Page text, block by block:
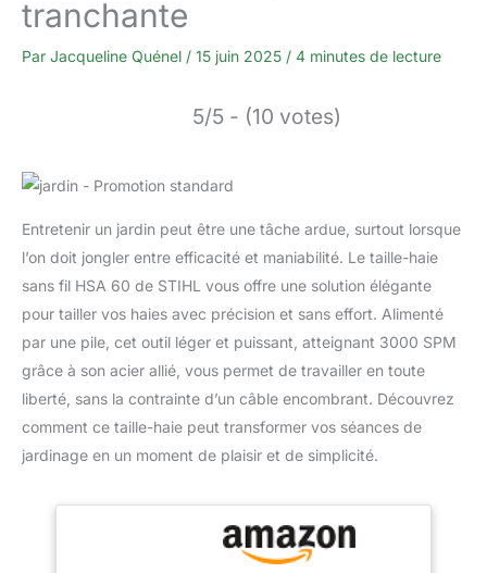
tranchante
Par Jacqueline Quénel / 15 juin 2025 / 4 minutes de lecture
5/5 - (10 votes)
Entretenir un jardin peut être une tâche ardue, surtout lorsque
l’on doit jongler entre efficacité et maniabilité. Le taille-haie
sans fil HSA 60 de STIHL vous offre une solution élégante
pour tailler vos haies avec précision et sans effort. Alimenté
par une pile, cet outil léger et puissant, atteignant 3000 SPM
grâce à son acier allié, vous permet de travailler en toute
liberté, sans la contrainte d’un câble encombrant. Découvrez
comment ce taille-haie peut transformer vos séances de
jardinage en un moment de plaisir et de simplicité.